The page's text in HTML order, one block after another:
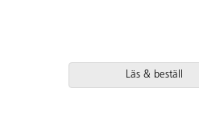
Läs & beställ